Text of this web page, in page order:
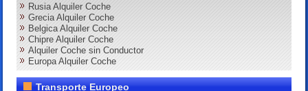
Rusia Alquiler Coche
Grecia Alquiler Coche
Belgica Alquiler Coche
Chipre Alquiler Coche
Alquiler Coche sin Conductor
Europa Alquiler Coche
Transporte Europeo